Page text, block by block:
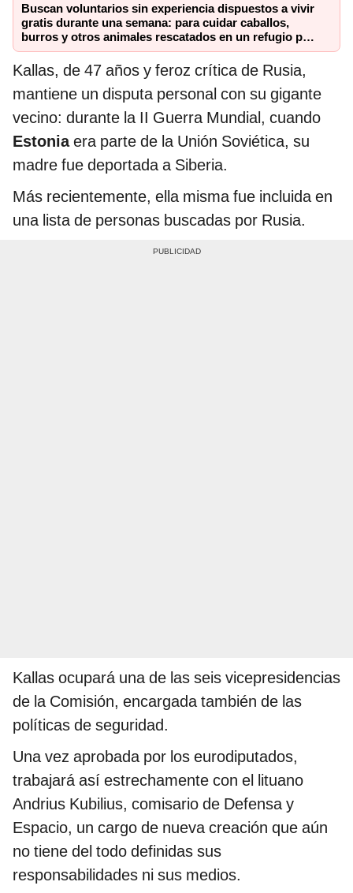
Buscan voluntarios sin experiencia dispuestos a vivir
gratis durante una semana: para cuidar caballos,
burros y otros animales rescatados en un refugio por
2 horas
Kallas, de 47 años y feroz crítica de Rusia,
mantiene un disputa personal con su gigante
vecino: durante la II Guerra Mundial, cuando
Estoniaera parte de la Unión Soviética, su
madre fue deportada a Siberia.
Más recientemente, ella misma fue incluida en
una lista de personas buscadas por Rusia.
Kallas ocupará una de las seis vicepresidencias
de la Comisión, encargada también de las
políticas de seguridad.
Una vez aprobada por los eurodiputados,
trabajará así estrechamente con el lituano
Andrius Kubilius, comisario de Defensa y
Espacio, un cargo de nueva creación que aún
no tiene del todo definidas sus
responsabilidades ni sus medios.